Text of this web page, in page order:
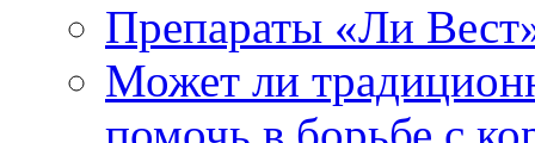
Препараты «Ли
Может ли